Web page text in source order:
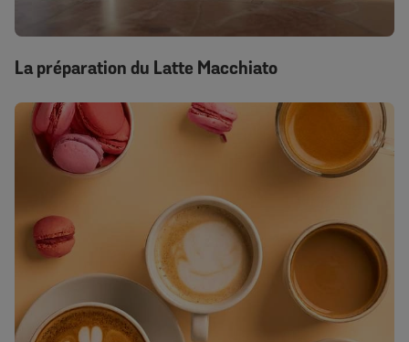
La préparation du Latte Macchiato